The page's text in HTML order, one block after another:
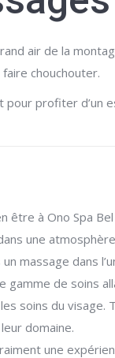
air de la
chouchouter.
profiter d’un
être à Ono Spa
une
massage dans
de soins
soins du
domaine.
une